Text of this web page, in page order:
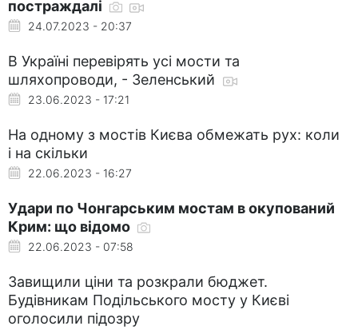
постраждалі
24.07.2023 - 20:37
В Україні перевірять усі мости та
шляхопроводи, - Зеленський
23.06.2023 - 17:21
На одному з мостів Києва обмежать рух: коли
і на скільки
22.06.2023 - 16:27
Удари по Чонгарським мостам в окупований
Крим: що відомо
22.06.2023 - 07:58
Завищили ціни та розкрали бюджет.
Будівникам Подільського мосту у Києві
оголосили підозру